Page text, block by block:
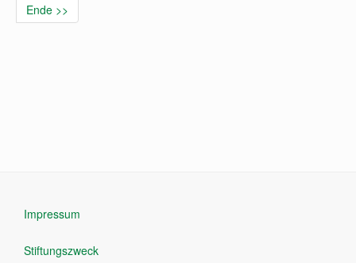
Ende >>
Impressum
Stiftungszweck